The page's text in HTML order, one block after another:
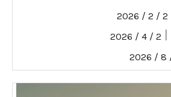
2 / 2 / 2026
2 / 4 / 2026